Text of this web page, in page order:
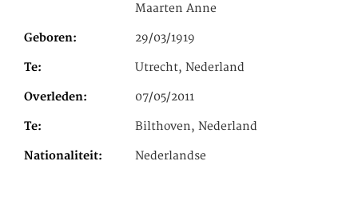
Maarten Anne
Geboren 29/03/1919
Te Utrecht, Nederland
Overleden 07/05/2011
Te Bilthoven, Nederland
Nationaliteit Nederlandse